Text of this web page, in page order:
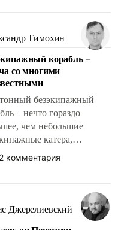
и твердым под
судьбы, брать на себя
помогать
идти вперед и
Тимохин
корабль –
со многими
безэкипажный
– нечто гораздо
чем небольшие
катера,
которых уже
обыденностью. Задача по
и амбициозна. Однако
радикально
наши боевые
2 комментария
Джерелиевский